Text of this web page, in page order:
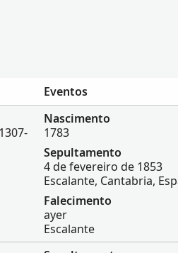
Eventos
Nascimento
1783
Sepultamento
4 de fevereiro de 1853
Escalante, Cantabria,
Falecimento
ayer
Escalante